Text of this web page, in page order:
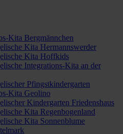
Kita Bergmännchen
Kita Hermannswerder
Kita Hoffkids
Integrations-Kita an der
Pfingstkindergarten
Kita Geolino
Kindergarten Friedenshaus
Kita Regenbogenland
Kita Sonnenblume